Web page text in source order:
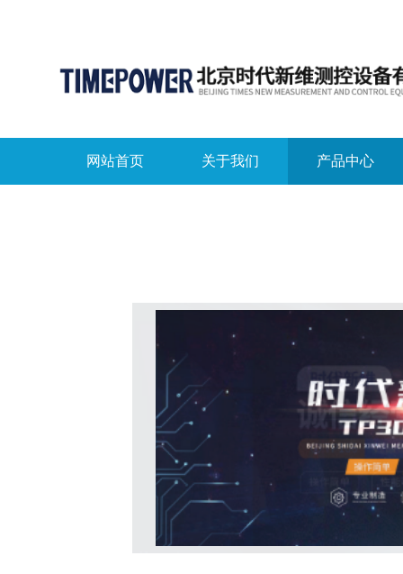
网站首页 关于我们 产品中心